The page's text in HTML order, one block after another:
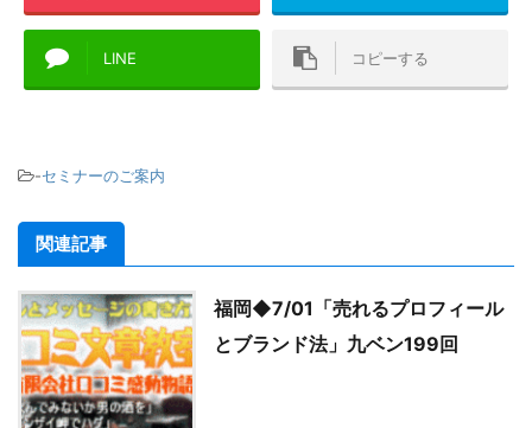
LINE コピーする
-セミナーのご案内
関連記事
福岡◆7/01「売れるプロフィール
とブランド法」九ベン199回